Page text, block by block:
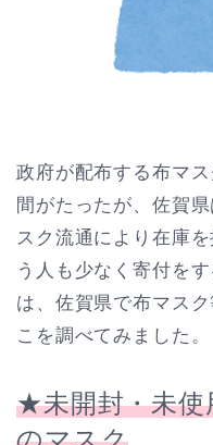
政府が配布する布マ
間がたったが、佐賀
スク流通により在庫
う人も少なく寄付を
は、佐賀県で布マス
こを調べてみました。
★未開封・未使
のマスク